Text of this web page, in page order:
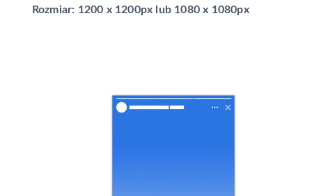
Rozmiar: 1200 x 1200px lub 1080 x 1080px